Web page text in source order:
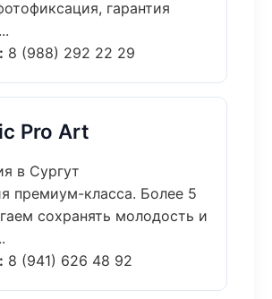
гарантия
8 (988) 292 22 29
Pro Art
в Сургут
премиум-класса. Более 5
сохранять молодость и
8 (941) 626 48 92